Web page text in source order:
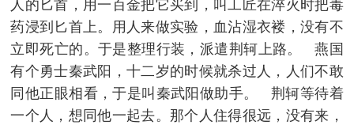
人的匕首，用一百金把它买到，叫工匠在淬火时把毒
药浸到匕首上。用人来做实验，血沾湿衣褛，没有不
立即死亡的。于是整理行装，派遣荆轲上路。 燕国
有个勇士秦武阳，十二岁的时候就杀过人，人们不敢
同他正眼相看，于是叫秦武阳做助手。 荆轲等待着
一个人，想同他一起去。那个人住得很远，没有来，